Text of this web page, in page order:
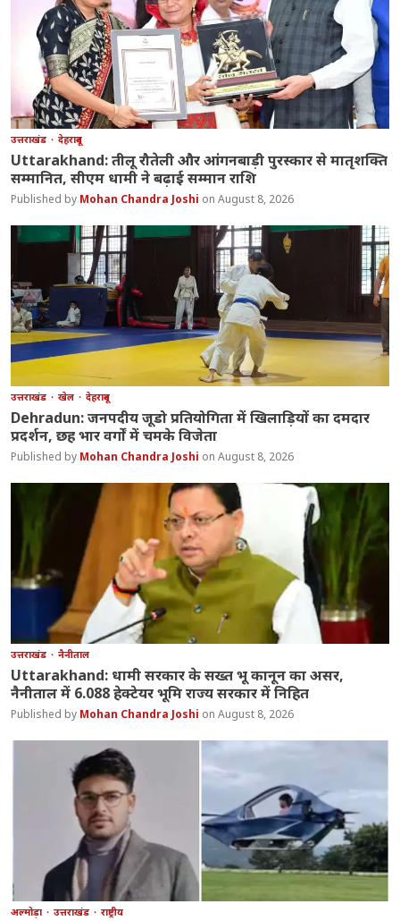
उत्तराखंड देहरादून
Uttarakhand: तीलू रौतेली और आंगनबाड़ी पुरस्कार से मातृशक्ति
सम्मानित, सीएम धामी ने बढ़ाई सम्मान राशि
Mohan Chandra Joshi August 8, 2026
उत्तराखंड खेल देहरादून
Dehradun: जनपदीय जूडो प्रतियोगिता में खिलाड़ियों का दमदार
प्रदर्शन, छह भार वर्गों में चमके विजेता
Mohan Chandra Joshi August 8, 2026
उत्तराखंड नैनीताल
Uttarakhand: धामी सरकार के सख्त भू कानून का असर,
नैनीताल में 6.088 हेक्टेयर भूमि राज्य सरकार में निहित
Mohan Chandra Joshi August 8, 2026
अल्मोड़ा उत्तराखंड राष्ट्रीय